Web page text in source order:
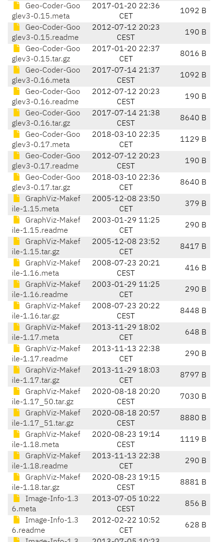
Geo-Coder-Goo
glev3-0.15.meta
2017-01-20 22:36
CET
1092 B
Geo-Coder-Goo
glev3-0.15.readme
2012-07-12 20:23
CEST
190 B
Geo-Coder-Goo
glev3-0.15.tar.gz
2017-01-20 22:37
CET
8016 B
Geo-Coder-Goo
glev3-0.16.meta
2017-07-14 21:37
CEST
1092 B
Geo-Coder-Goo
glev3-0.16.readme
2012-07-12 20:23
CEST
190 B
Geo-Coder-Goo
glev3-0.16.tar.gz
2017-07-14 21:38
CEST
8640 B
Geo-Coder-Goo
glev3-0.17.meta
2018-03-10 22:35
CET
1129 B
Geo-Coder-Goo
glev3-0.17.readme
2012-07-12 20:23
CEST
190 B
Geo-Coder-Goo
glev3-0.17.tar.gz
2018-03-10 22:36
CET
8640 B
GraphViz-Makef
ile-1.15.meta
2005-12-08 23:50
CET
379 B
GraphViz-Makef
ile-1.15.readme
2003-01-29 11:25
CET
290 B
GraphViz-Makef
ile-1.15.tar.gz
2005-12-08 23:52
CET
8417 B
GraphViz-Makef
ile-1.16.meta
2008-07-23 20:21
CEST
416 B
GraphViz-Makef
ile-1.16.readme
2003-01-29 11:25
CET
290 B
GraphViz-Makef
ile-1.16.tar.gz
2008-07-23 20:22
CEST
8448 B
GraphViz-Makef
ile-1.17.meta
2013-11-29 18:02
CET
648 B
GraphViz-Makef
ile-1.17.readme
2013-11-13 22:38
CET
290 B
GraphViz-Makef
ile-1.17.tar.gz
2013-11-29 18:03
CET
8797 B
GraphViz-Makef
ile-1.17_50.tar.gz
2020-08-18 20:20
CEST
7030 B
GraphViz-Makef
ile-1.17_51.tar.gz
2020-08-18 20:57
CEST
8880 B
GraphViz-Makef
ile-1.18.meta
2020-08-23 19:14
CEST
1119 B
GraphViz-Makef
ile-1.18.readme
2013-11-13 22:38
CET
290 B
GraphViz-Makef
ile-1.18.tar.gz
2020-08-23 19:15
CEST
8881 B
Image-Info-1.3
6.meta
2013-07-05 10:22
CEST
856 B
Image-Info-1.3
6.readme
2012-02-22 10:52
CET
628 B